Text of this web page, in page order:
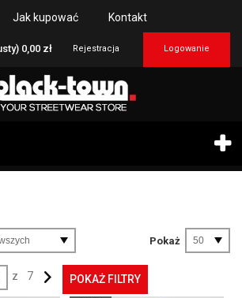
Jak kupować Kontakt
Rejestracja Logowanie
0,00 zł
Pokaż 50
POKAŻ FILTRY
z 7